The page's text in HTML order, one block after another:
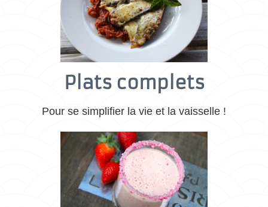
Plats complets
Pour se simplifier la vie et la vaisselle !